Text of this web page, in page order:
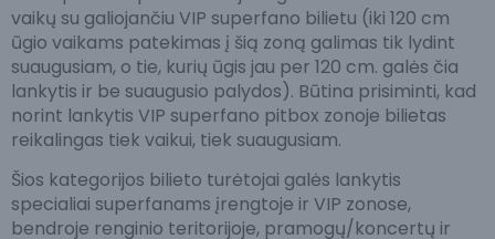
vaikų su galiojančiu VIP superfano bilietu (iki 120 cm
ūgio vaikams patekimas į šią zoną galimas tik lydint
suaugusiam, o tie, kurių ūgis jau per 120 cm. galės čia
lankytis ir be suaugusio palydos). Būtina prisiminti, kad
norint lankytis VIP superfano pitbox zonoje bilietas
reikalingas tiek vaikui, tiek suaugusiam.
Šios kategorijos bilieto turėtojai galės lankytis
specialiai superfanams įrengtoje ir VIP zonose,
bendroje renginio teritorijoje, pramogų/koncertų ir